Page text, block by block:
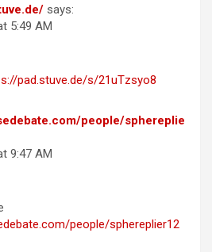
says:
5:49 AM
pad.stuve.de/s/21uTzsyo8
people/sphereplie
9:47 AM
people/sphereplier12